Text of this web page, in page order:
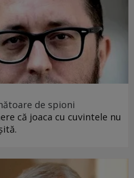
de spioni
că joaca cu cuvintele nu